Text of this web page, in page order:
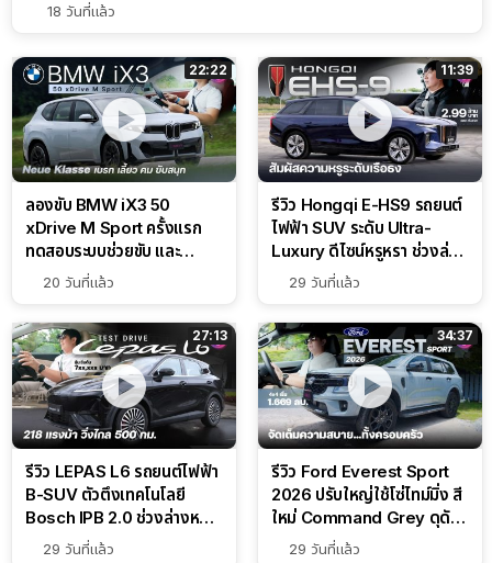
18 วันที่แล้ว
22:22
ลองขับ BMW iX3 50
xDrive M Sport ครั้งแรก
ทดสอบระบบช่วยขับ และ
Performance แบบจัดเต็มใน
20 วันที่แล้ว
11:39
รีวิว Hongqi E-HS9 รถยนต์
ไฟฟ้า SUV ระดับ Ultra-
Luxury ดีไซน์หรูหรา ช่วงล่าง
CDC นุ่มหนึบเหนือระดับ
29 วันที่แล้ว
27:13
รีวิว LEPAS L6 รถยนต์ไฟฟ้า
B-SUV ตัวตึงเทคโนโลยี
Bosch IPB 2.0 ช่วงล่างหนึบ
ลุ้นราคา 7 แสนต้น
29 วันที่แล้ว
34:37
รีวิว Ford Everest Sport
2026 ปรับใหญ่ใช้โซ่ไทม์มิ่ง สี
ใหม่ Command Grey ดุดัน
สไตล์ครอบครัวสายลุย
29 วันที่แล้ว